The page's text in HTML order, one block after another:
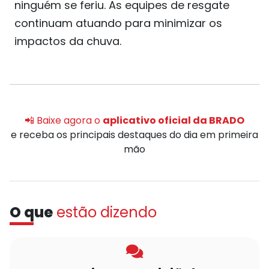
ninguém se feriu. As equipes de resgate
continuam atuando para minimizar os
impactos da chuva.
📲 Baixe agora o aplicativo oficial da BRADO
e receba os principais destaques do dia em primeira
mão
O que estão dizendo